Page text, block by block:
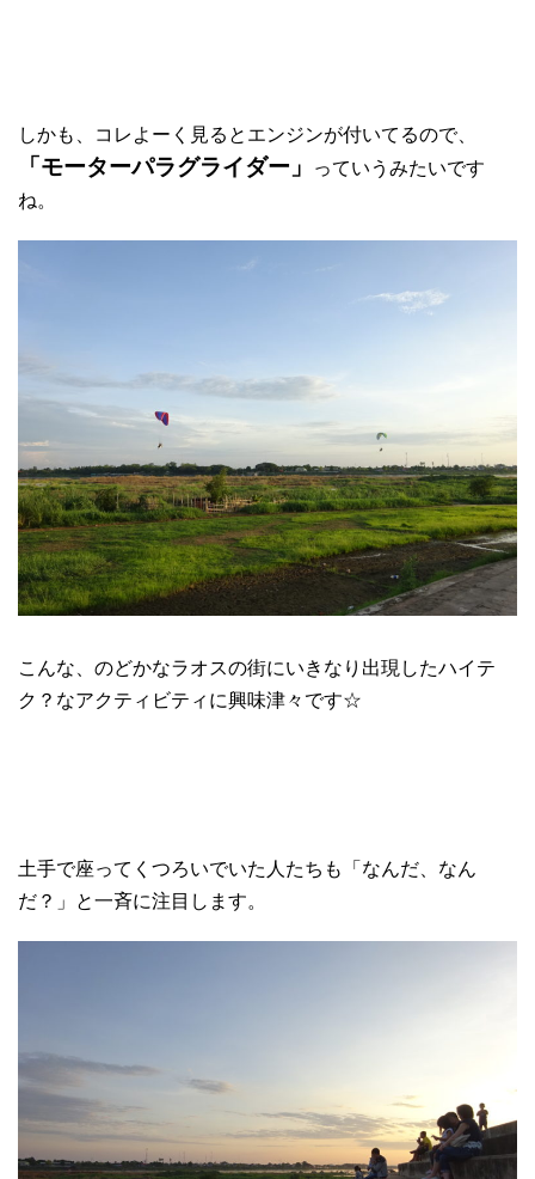
しかも、コレよーく見るとエンジンが付いてるので、
「モーターパラグライダー」
っていうみたいです
ね。
こんな、のどかなラオスの街にいきなり出現したハイテ
ク？なアクティビティに興味津々です☆
土手で座ってくつろいでいた人たちも「なんだ、なん
だ？」と一斉に注目します。